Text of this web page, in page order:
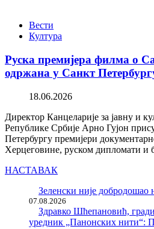
Вести
Култура
Руска премијера филма о
одржана у Санкт
18.06.2026
Директор Канцеларије за јавну и
Републике Србије Арно Гујон
Петербургу премијери
Херцеговине, руском дипломати и
НАСТАВАК
Зеленски није добродошао
07.08.2026
Здравко Шћепановић,
уредник „Панонских нити“: